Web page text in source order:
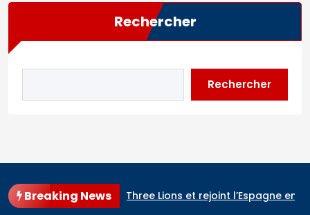
Rechercher
Rechercher
Breaking News
les Three Lions et rejoint l’Espagne en finale